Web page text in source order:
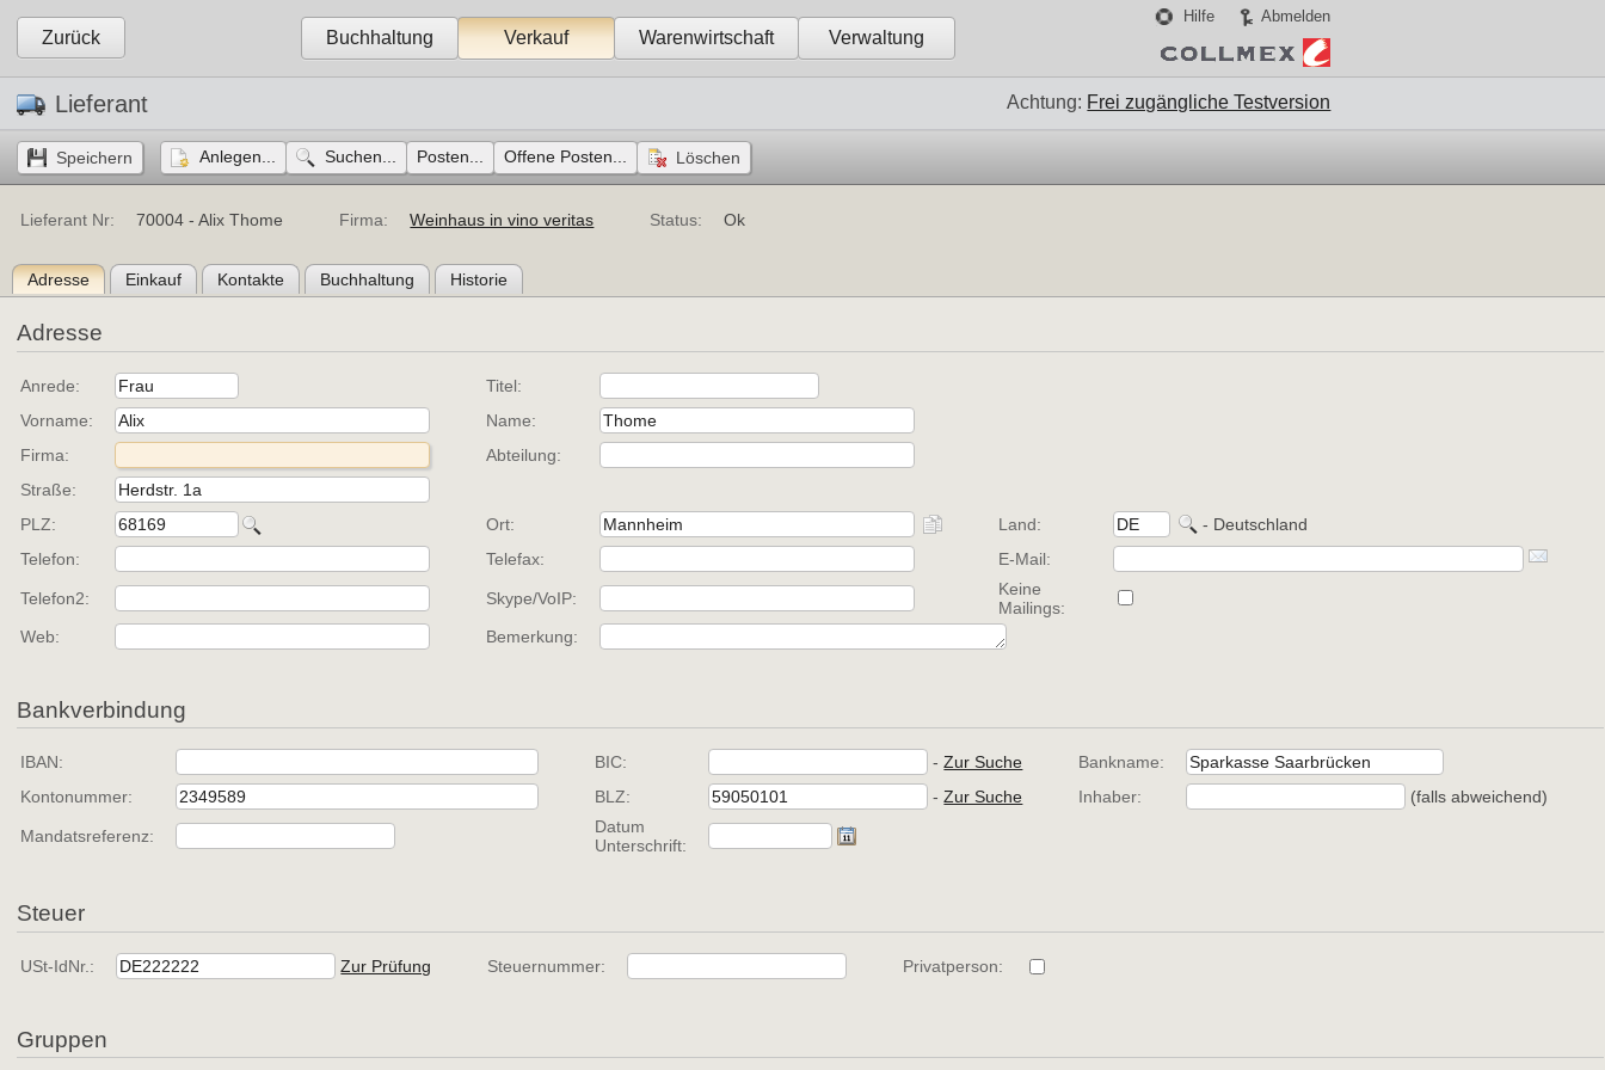
Zurück Buchhaltung Verkauf Warenwirtschaft Verwaltung
Hilfe Abmelden
Lieferant Achtung: Frei zugängliche Testversion
Anlegen... Suchen... Posten... Offene Posten...
Lieferant Nr: 70004 - Alix Thome Firma: Weinhaus in vino veritas Status: Ok
Adresse Einkauf Kontakte Buchhaltung Historie
Adresse
Anrede:
Titel:
Vorname:
Name:
Firma:
Abteilung:
Straße:
PLZ:
Ort: Land:
- Deutschland
Telefon:
Telefax: E-Mail:
Telefon2: Skype/VoIP:
Keine
Mailings:
Web:
Bemerkung:
Bankverbindung
IBAN: BIC: - Zur Suche
Bankname:
Kontonummer:
BLZ: - Zur Suche Inhaber: (falls abweichend)
Mandatsreferenz:
Datum
Unterschrift:
Steuer
USt-IdNr.: Zur Prüfung Steuernummer: Privatperson:
Gruppen